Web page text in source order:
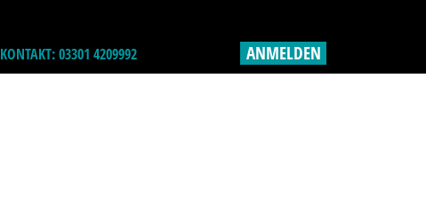
KONTAKT: 03301 4209992 ANMELDEN